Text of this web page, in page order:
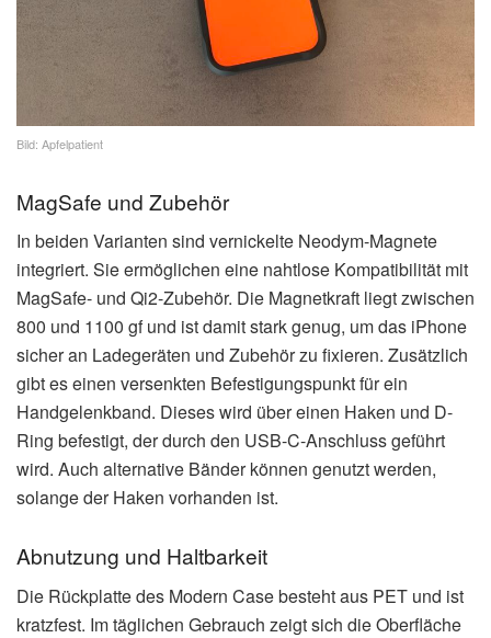
Bild: Apfelpatient
MagSafe und Zubehör
In beiden Varianten sind vernickelte Neodym-Magnete
integriert. Sie ermöglichen eine nahtlose Kompatibilität mit
MagSafe- und Qi2-Zubehör. Die Magnetkraft liegt zwischen
800 und 1100 gf und ist damit stark genug, um das iPhone
sicher an Ladegeräten und Zubehör zu fixieren. Zusätzlich
gibt es einen versenkten Befestigungspunkt für ein
Handgelenkband. Dieses wird über einen Haken und D-
Ring befestigt, der durch den USB-C-Anschluss geführt
wird. Auch alternative Bänder können genutzt werden,
solange der Haken vorhanden ist.
Abnutzung und Haltbarkeit
Die Rückplatte des Modern Case besteht aus PET und ist
kratzfest. Im täglichen Gebrauch zeigt sich die Oberfläche